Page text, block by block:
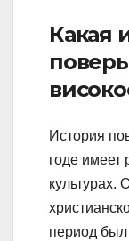
Какая
История
годе имеет
культурах.
период был